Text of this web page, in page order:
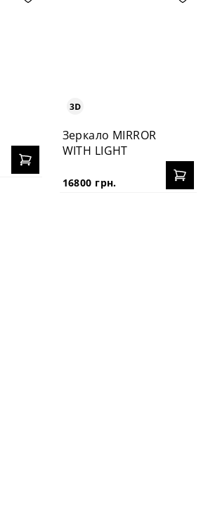
Зеркало MIRROR
WITH LIGHT
16800 грн.